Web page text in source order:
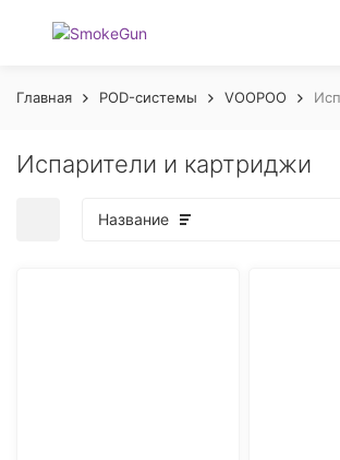
Главная POD-системы VOOPOO
Испарители и картриджи
Название